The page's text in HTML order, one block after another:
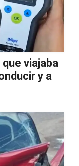
viajaba
y a